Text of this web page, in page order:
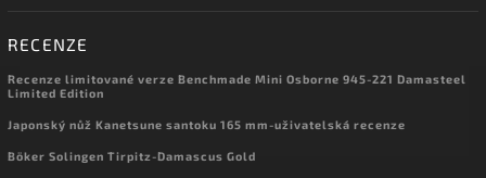
RECENZE
Recenze limitované verze Benchmade Mini Osborne 945-221 Damasteel
Limited Edition
Japonský nůž Kanetsune santoku 165 mm-uživatelská recenze
Böker Solingen Tirpitz-Damascus Gold